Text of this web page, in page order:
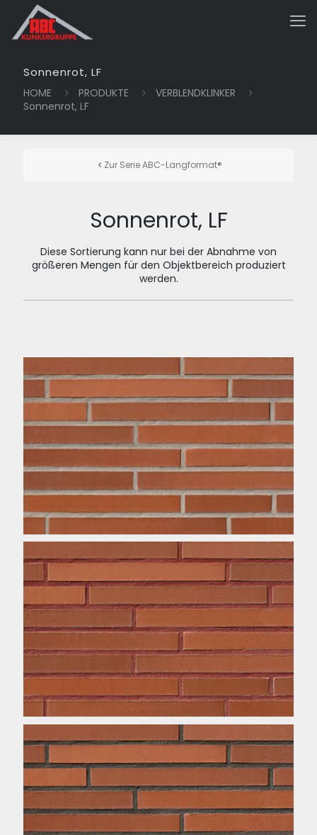
Sonnenrot, LF
HOME PRODUKTE
VERBLENDKLINKER
Sonnenrot, LF
Zur Serie ABC-Langformat®
Sonnenrot, LF
Diese Sortierung kann nur bei der Abnahme von
größeren Mengen für den Objektbereich produziert
werden.